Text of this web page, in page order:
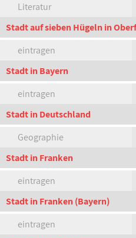
Literatur
Stadt auf sieben Hügeln in
eintragen
Stadt in Bayern
eintragen
Stadt in Deutschland
Geographie
Stadt in Franken
eintragen
Stadt in Franken (Bayern)
eintragen